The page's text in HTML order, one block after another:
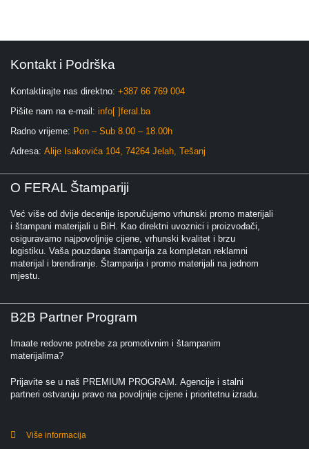
Kontakt i Podrška
Kontaktirajte nas direktno: +387 66 769 004
Pišite nam na e-mail: info[ ]feral.ba
Radno vrijeme: Pon – Sub 8.00 – 18.00h
Adresa: Alije Isakovića 104, 74264 Jelah, Tešanj
O FERAL Štampariji
Već više od dvije decenije isporučujemo vrhunski promo materijali
i štampani materijali u BiH. Kao direktni uvoznici i proizvođači,
osiguravamo najpovoljnije cijene, vrhunski kvalitet i brzu
logistiku. Vaša pouzdana štamparija za kompletan reklamni
materijal i brendiranje. Štamparija i promo materijali na jednom
mjestu.
B2B Partner Program
Imaate redovne potrebe za promotivnim i štampanim
materijalima?
Prijavite se u naš PREMIUM PROGRAM. Agencije i stalni
partneri ostvaruju pravo na povoljnije cijene i prioritetnu izradu.
Više informacija